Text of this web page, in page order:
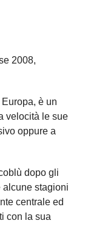
2008,
è un
velocità le sue
oppure a
dopo gli
alcune stagioni
centrale ed
con la sua